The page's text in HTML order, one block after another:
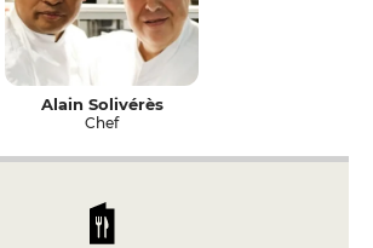
Alain Solivérès
Chef